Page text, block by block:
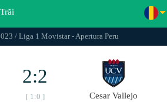
Trăi
/ Liga 1 Movistar - Apertura Peru
2:2
[ 1:0 ] Cesar Vallejo